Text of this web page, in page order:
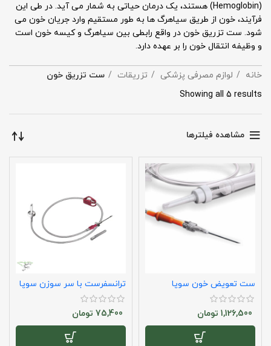
(Hemoglobin) هستند، یک درمان حیاتی به شمار می آید. در طی این
فرآیند، خون از طریق سیاهرگ ها به طور مستقیم وارد جریان خون می
شود. ست تزریق خون در واقع رابطی بین سیاهرگ و کیسه خون است
و وظیفه انتقال خون را بر عهده دارد.
خانه لوازم مصرفی پزشکی تزریقات
ست تزریق خون
Showing all 5 results
مشاهده فیلترها
ست تعویض خون سوپا
1,126,500 تومان
ترانسفرست با سر سوزن سوپا
75,400 تومان